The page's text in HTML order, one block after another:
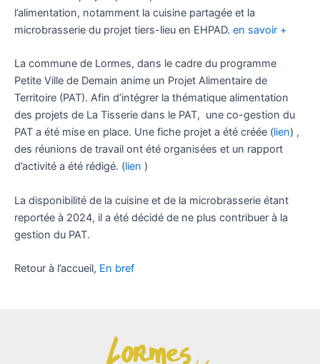
l’alimentation, notamment la cuisine partagée et la
microbrasserie du projet tiers-lieu en EHPAD. en savoir +
La commune de Lormes, dans le cadre du programme
Petite Ville de Demain anime un Projet Alimentaire de
Territoire (PAT). Afin d’intégrer la thématique alimentation
des projets de La Tisserie dans le PAT, une co-gestion du
PAT a été mise en place. Une fiche projet a été créée (lien) ,
des réunions de travail ont été organisées et un rapport
d’activité a été rédigé. (lien )
La disponibilité de la cuisine et de la microbrasserie étant
reportée à 2024, il a été décidé de ne plus contribuer à la
gestion du PAT.
Retour à l’accueil, En bref